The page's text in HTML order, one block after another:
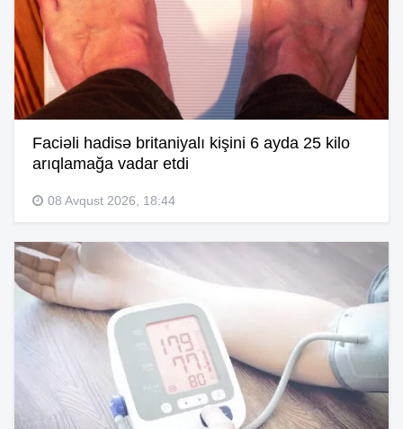
Faciəli hadisə britaniyalı kişini 6 ayda 25 kilo
arıqlamağa vadar etdi
08 Avqust 2026, 18:44